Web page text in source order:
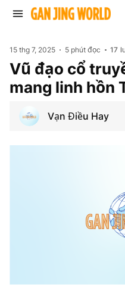
15 thg 7, 2025 5 phút đọc 17
Vũ đạo cổ
mang linh hồn
Vạn Điều Hay